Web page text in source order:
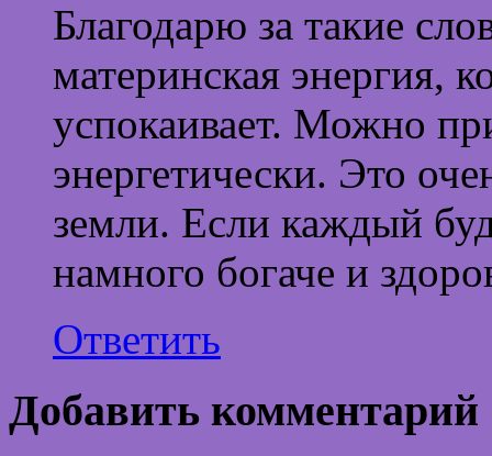
Благодарю за такие
материнская энергия,
успокаивает. Можно
энергетически. Это
земли. Если каждый
намного богаче и
Ответить
Добавить комментарий